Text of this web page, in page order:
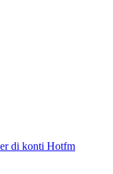
di konti Hotfm